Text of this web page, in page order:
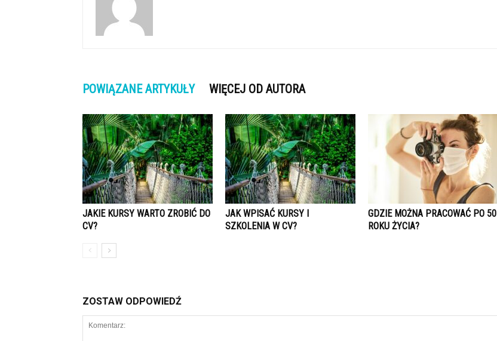
POWIĄZANE ARTYKUŁY WIĘCEJ OD AUTORA
JAKIE KURSY WARTO ZROBIĆ DO
CV?
JAK WPISAĆ KURSY I
SZKOLENIA W CV?
GDZIE MOŻNA PRACOWAĆ PO 50
ROKU ŻYCIA?
ZOSTAW ODPOWIEDŹ